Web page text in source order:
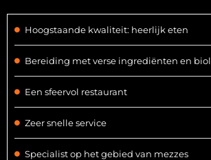
Hoogstaande kwaliteit: heerlijk eten
Bereiding met verse ingrediënten en
Een sfeervol restaurant
Zeer snelle service
Specialist op het gebied van mezzes